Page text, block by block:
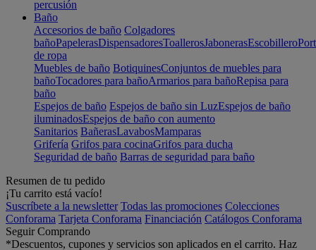
percusión
Baño
Accesorios de baño Colgadores
bañoPapelerasDispensadoresToallerosJabonerasEscobillero
de ropa
Muebles de baño BotiquinesConjuntos de muebles para
bañoTocadores para bañoArmarios para bañoRepisa para
baño
Espejos de baño Espejos de baño sin LuzEspejos de baño
iluminadosEspejos de baño con aumento
Sanitarios BañerasLavabosMamparas
Grifería Grifos para cocinaGrifos para ducha
Seguridad de baño Barras de seguridad para baño
Resumen de tu pedido
¡Tu carrito está vacío!
Suscríbete a la newsletter Todas las promociones Colecciones
Conforama Tarjeta Conforama Financiación Catálogos Conforama
Seguir Comprando
*Descuentos, cupones y servicios son aplicados en el carrito. Haz